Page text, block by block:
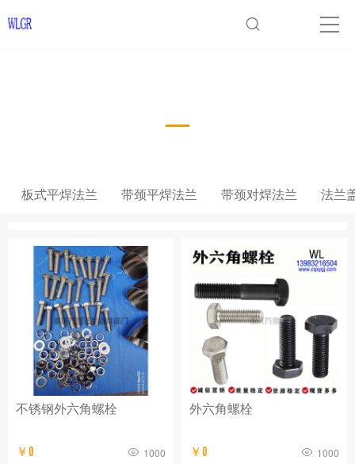
板式平焊法兰 带颈平焊法兰 带颈对焊法兰 法兰
不锈钢外六角螺栓
￥0 1000
外六角螺栓
￥0 1000